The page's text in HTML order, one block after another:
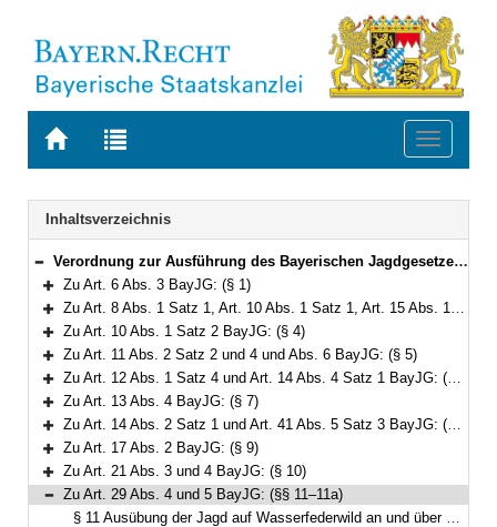
Zur
BAYERN.RECHT
Zur
letzten
Suche
Toggle
Navigation
Inhaltsverzeichnis
Bereich reduzieren
Verordnung zur Ausführung des Bayerischen Jagdgesetzes (AVBayJG) Vom 1. März 1983 (GVBl. S. 51) BayRS 792-2-W (§§ 1–35)
Bereich erweitern
Zu Art. 6 Abs. 3 BayJG: (§ 1)
Bereich erweitern
Zu Art. 8 Abs. 1 Satz 1, Art. 10 Abs. 1 Satz 1, Art. 15 Abs. 1 Satz 1 und Art. 16 Abs. 1 Satz 1 BayJG: (§§ 2–3)
Bereich erweitern
Zu Art. 10 Abs. 1 Satz 2 BayJG: (§ 4)
Bereich erweitern
Zu Art. 11 Abs. 2 Satz 2 und 4 und Abs. 6 BayJG: (§ 5)
Bereich erweitern
Zu Art. 12 Abs. 1 Satz 4 und Art. 14 Abs. 4 Satz 1 BayJG: (§ 6)
Bereich erweitern
Zu Art. 13 Abs. 4 BayJG: (§ 7)
Bereich erweitern
Zu Art. 14 Abs. 2 Satz 1 und Art. 41 Abs. 5 Satz 3 BayJG: (§ 8)
Bereich erweitern
Zu Art. 17 Abs. 2 BayJG: (§ 9)
Bereich erweitern
Zu Art. 21 Abs. 3 und 4 BayJG: (§ 10)
Bereich reduzieren
Zu Art. 29 Abs. 4 und 5 BayJG: (§§ 11–11a)
§ 11 Ausübung der Jagd auf Wasserfederwild an und über Gewässern